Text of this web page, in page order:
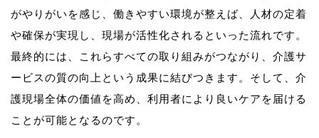
がやりがいを感じ、働きやすい環境が整えば、人材の定着
や確保が実現し、現場が活性化されるといった流れです。
最終的には、これらすべての取り組みがつながり、介護サ
ービスの質の向上という成果に結びつきます。そして、介
護現場全体の価値を高め、利用者により良いケアを届ける